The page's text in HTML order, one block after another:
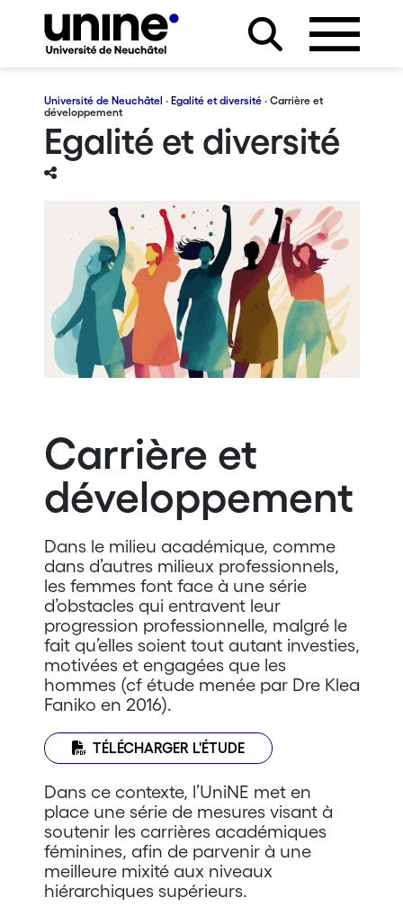
Université de Neuchâtel · Egalité et diversité· Carrière et
développement
Egalité et diversité
Carrière et
développement
Dans le milieu académique, comme
dans d’autres milieux professionnels,
les femmes font face à une série
d’obstacles qui entravent leur
progression professionnelle, malgré le
fait qu’elles soient tout autant investies,
motivées et engagées que les
hommes (cf étude menée par Dre Klea
Faniko en 2016).
TÉLÉCHARGER L'ÉTUDE
Dans ce contexte, l’UniNE met en
place une série de mesures visant à
soutenir les carrières académiques
féminines, afin de parvenir à une
meilleure mixité aux niveaux
hiérarchiques supérieurs.